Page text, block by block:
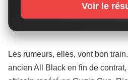
Voir le
Les rumeurs, elles, vont bon
ancien All Black en fin de